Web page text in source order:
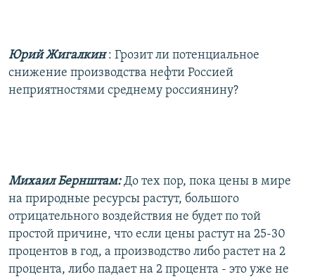
Юрий Жигалкин: Грозит ли потенциальное
снижение производства нефти Россией
неприятностями среднему россиянину?
Михаил Бернштам:До тех пор, пока цены в мире
на природные ресурсы растут, большого
отрицательного воздействия не будет по той
простой причине, что если цены растут на 25-30
процентов в год, а производство либо растет на 2
процента, либо падает на 2 процента - это уже не